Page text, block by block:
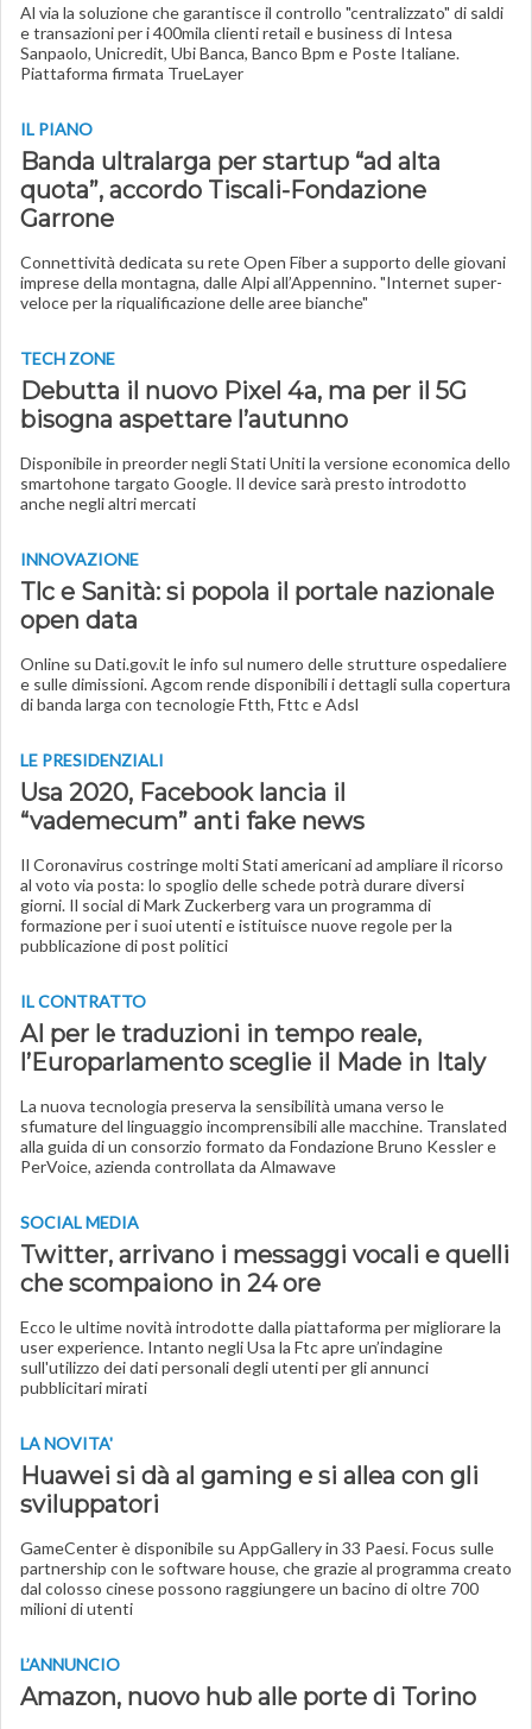
Al via la soluzione che garantisce il controllo "centralizzato" di saldi
e transazioni per i 400mila clienti retail e business di Intesa
Sanpaolo, Unicredit, Ubi Banca, Banco Bpm e Poste Italiane.
Piattaforma firmata TrueLayer
IL PIANO
Banda ultralarga per startup “ad alta
quota”, accordo Tiscali-Fondazione
Garrone
Connettività dedicata su rete Open Fiber a supporto delle giovani
imprese della montagna, dalle Alpi all’Appennino. "Internet super-
veloce per la riqualificazione delle aree bianche"
TECH ZONE
Debutta il nuovo Pixel 4a, ma per il 5G
bisogna aspettare l’autunno
Disponibile in preorder negli Stati Uniti la versione economica dello
smartohone targato Google. Il device sarà presto introdotto
anche negli altri mercati
INNOVAZIONE
Tlc e Sanità: si popola il portale nazionale
open data
Online su Dati.gov.it le info sul numero delle strutture ospedaliere
e sulle dimissioni. Agcom rende disponibili i dettagli sulla copertura
di banda larga con tecnologie Ftth, Fttc e Adsl
LE PRESIDENZIALI
Usa 2020, Facebook lancia il
“vademecum” anti fake news
Il Coronavirus costringe molti Stati americani ad ampliare il ricorso
al voto via posta: lo spoglio delle schede potrà durare diversi
giorni. Il social di Mark Zuckerberg vara un programma di
formazione per i suoi utenti e istituisce nuove regole per la
pubblicazione di post politici
IL CONTRATTO
AI per le traduzioni in tempo reale,
l’Europarlamento sceglie il Made in Italy
La nuova tecnologia preserva la sensibilità umana verso le
sfumature del linguaggio incomprensibili alle macchine. Translated
alla guida di un consorzio formato da Fondazione Bruno Kessler e
PerVoice, azienda controllata da Almawave
SOCIAL MEDIA
Twitter, arrivano i messaggi vocali e quelli
che scompaiono in 24 ore
Ecco le ultime novità introdotte dalla piattaforma per migliorare la
user experience. Intanto negli Usa la Ftc apre un’indagine
sull'utilizzo dei dati personali degli utenti per gli annunci
pubblicitari mirati
LA NOVITA'
Huawei si dà al gaming e si allea con gli
sviluppatori
GameCenter è disponibile su AppGallery in 33 Paesi. Focus sulle
partnership con le software house, che grazie al programma creato
dal colosso cinese possono raggiungere un bacino di oltre 700
milioni di utenti
L’ANNUNCIO
Amazon, nuovo hub alle porte di Torino